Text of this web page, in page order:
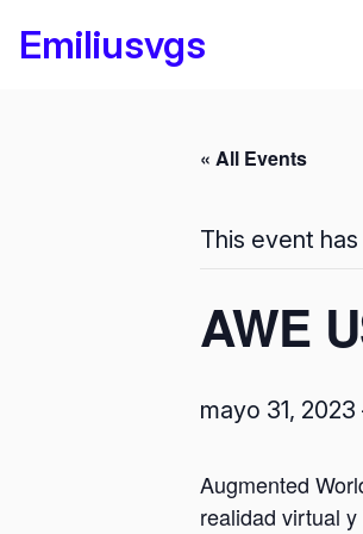
Emiliusvgs
« All Events
This event
AWE
mayo 31, 2023
Augmented
realidad virtual